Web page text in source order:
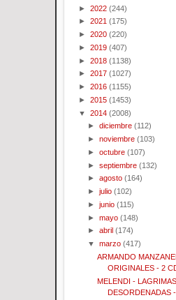
► 2022 (244)
► 2021 (175)
► 2020 (220)
► 2019 (407)
► 2018 (1138)
► 2017 (1027)
► 2016 (1155)
► 2015 (1453)
▼ 2014 (2008)
►diciembre (112)
►noviembre (103)
►octubre (107)
►septiembre (132)
►agosto (164)
►julio (102)
►junio (115)
►mayo (148)
►abril (174)
▼marzo (417)
ARMANDO
ORIGINALES - 2
MELENDI - LAGRIMAS
DESORDENADAS